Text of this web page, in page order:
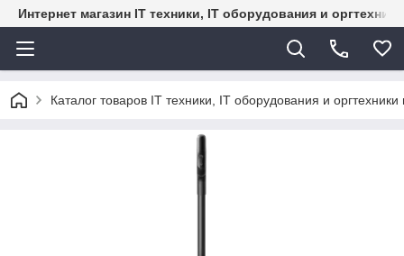
Интернет магазин IT техники, IT оборудования и
Каталог товаров IT техники, IT оборудования и